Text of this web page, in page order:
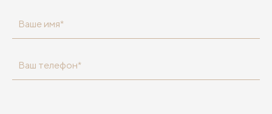
Ваше имя*
Ваш телефон*